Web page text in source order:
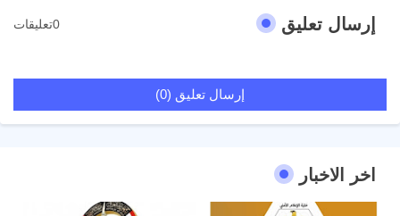
إرسال تعليق 0تعليقات
إرسال تعليق (0)
اخر الاخبار